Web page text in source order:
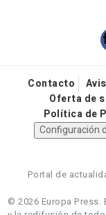
Contacto
Oferta de
Política de
Configuración
Portal de
© 2026 Europa Press.